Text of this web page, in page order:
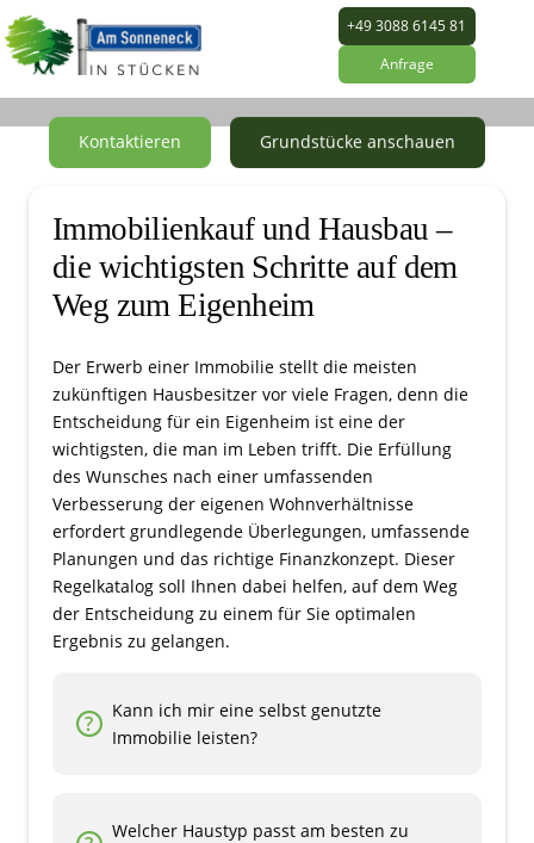
+49 3088 6145 81
Anfrage
Regelkatalog
Kontaktieren Grundstücke anschauen
Immobilienkauf und Hausbau –
die wichtigsten Schritte auf dem
Weg zum Eigenheim
Der Erwerb einer Immobilie stellt die meisten
zukünftigen Hausbesitzer vor viele Fragen, denn die
Entscheidung für ein Eigenheim ist eine der
wichtigsten, die man im Leben trifft. Die Erfüllung
des Wunsches nach einer umfassenden
Verbesserung der eigenen Wohnverhältnisse
erfordert grundlegende Überlegungen, umfassende
Planungen und das richtige Finanzkonzept. Dieser
Regelkatalog soll Ihnen dabei helfen, auf dem Weg
der Entscheidung zu einem für Sie optimalen
Ergebnis zu gelangen.
Kann ich mir eine selbst genutzte
Immobilie leisten?
Welcher Haustyp passt am besten zu